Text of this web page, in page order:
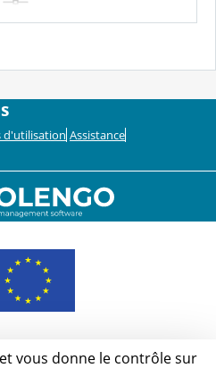
d'utilisation Assistance
vous donne le contrôle sur